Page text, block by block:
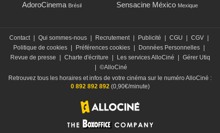
AdoroCinema Brésil Sensacine México Mexique
Contact Qui sommes-nous Recrutement Publicité CGU CGV
Politique de cookies
Préférences cookies Données Personnelles
Revue de presse
Charte d'écriture Les services AlloCiné
Gérer Utiq
©AlloCiné
Retrouvez tous les horaires et infos de votre cinéma sur le numéro AlloCiné :
0 892 892 892(0,90€/minute)